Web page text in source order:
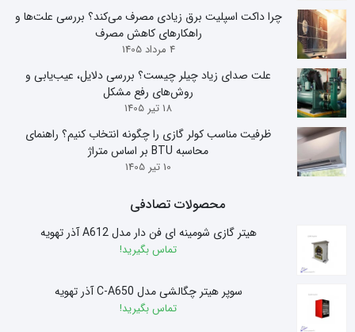
چرا داکت اسپلیت برق زیادی مصرف می‌کند؟ بررسی علت‌ها و
راهکارهای کاهش مصرف
4 مرداد 1405
علت صدای زیاد چیلر چیست؟ بررسی دلایل، عیب‌یابی و
روش‌های رفع مشکل
18 تیر 1405
ظرفیت مناسب کولر گازی را چگونه انتخاب کنیم؟ راهنمای
محاسبه BTU بر اساس متراژ
10 تیر 1405
محصولات تصادفی
هیتر گازی شومینه ای فن دار مدل A612 آذر تهویه
تماس بگیرید!
سوپر هیتر چگالشی مدل C-A650 آذر تهویه
تماس بگیرید!